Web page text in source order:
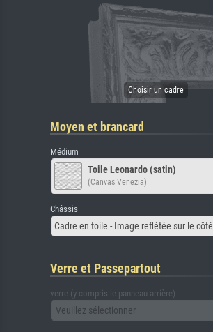
Moyen et brancard
Médium
Toile Leonardo (satin)
(Canvas Venezia)
Châssis
Cadre en toile - Image reflétée sur le côté
Verre et Passepartout
verre (y compris le panneau arrière)
Veuillez sélectionner